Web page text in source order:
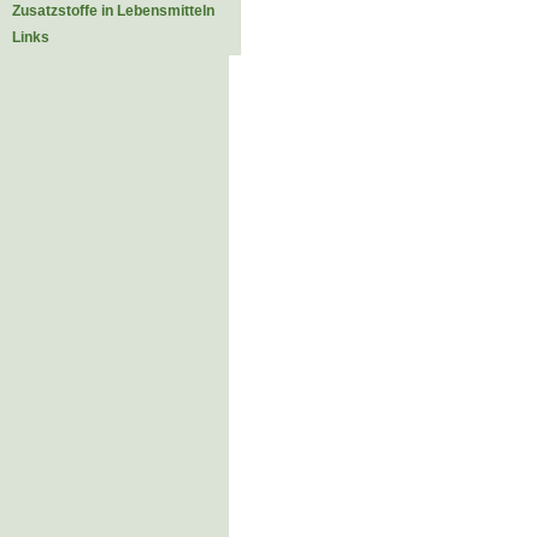
Zusatzstoffe in Lebensmitteln
Links